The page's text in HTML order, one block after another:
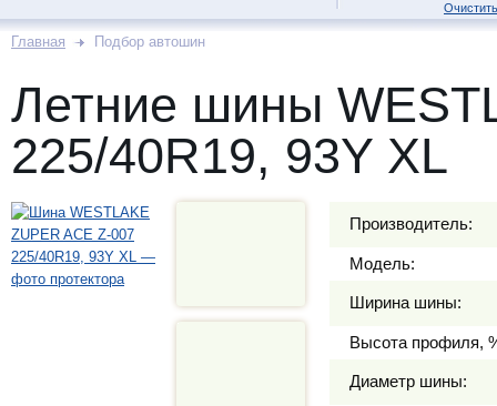
Главная Подбор автошин
Летние шины
225/40R19, 93Y XL
Производитель:
Модель:
Ширина шины:
Высота профиля,
Диаметр шины: